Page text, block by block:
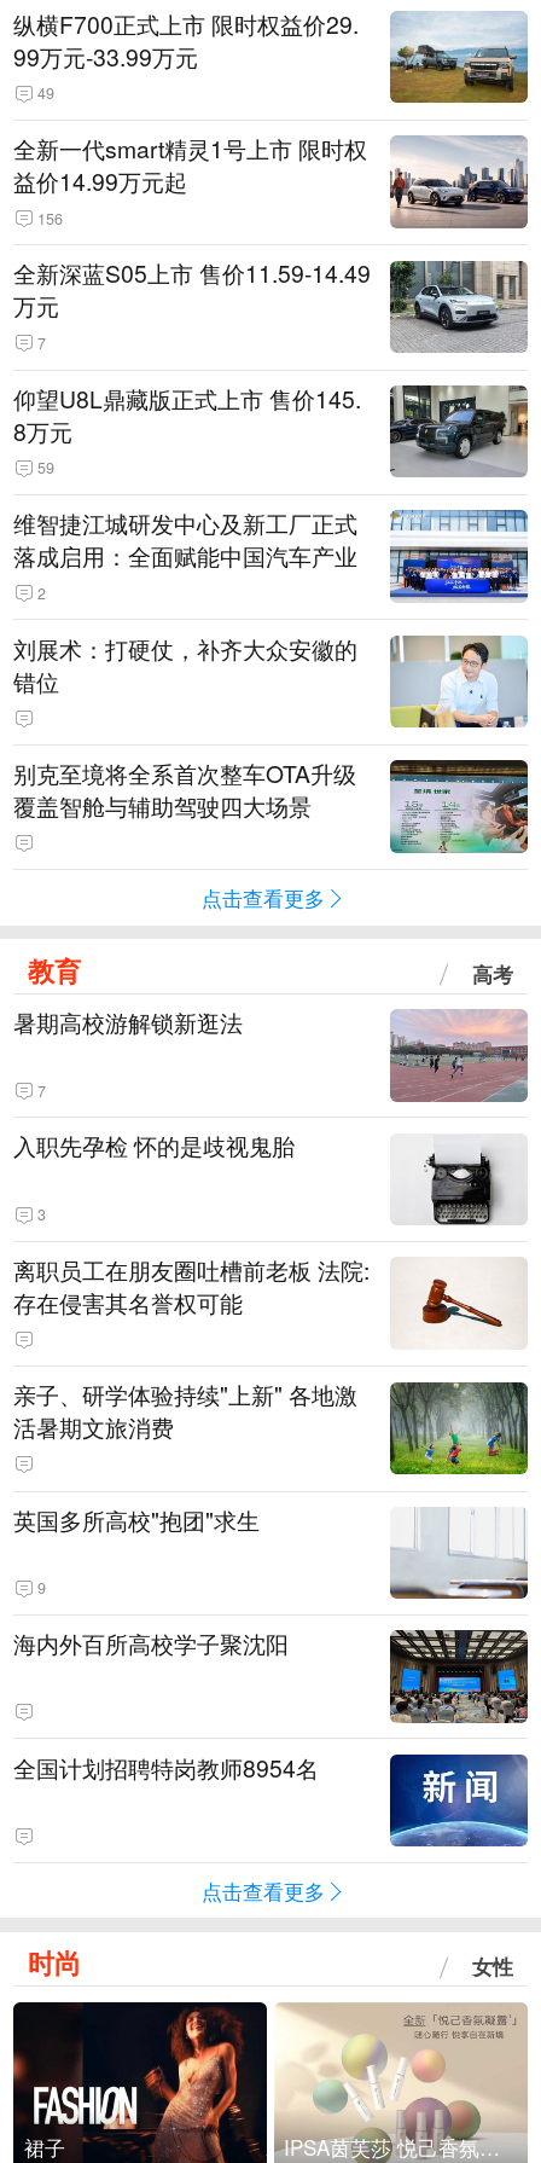
纵横F700正式上市 限时权益价29.
99万元-33.99万元
49
全新一代smart精灵1号上市 限时权
益价14.99万元起
156
全新深蓝S05上市 售价11.59-14.49
万元
7
仰望U8L鼎藏版正式上市 售价145.
8万元
59
维智捷江城研发中心及新工厂正式
落成启用：全面赋能中国汽车产业
2
刘展术：打硬仗，补齐大众安徽的
错位
别克至境将全系首次整车OTA升级
覆盖智舱与辅助驾驶四大场景
点击查看更多
教育 高考
暑期高校游解锁新逛法
7
入职先孕检 怀的是歧视鬼胎
3
离职员工在朋友圈吐槽前老板 法院:
存在侵害其名誉权可能
亲子、研学体验持续"上新" 各地激
活暑期文旅消费
英国多所高校"抱团"求生
9
海内外百所高校学子聚沈阳
全国计划招聘特岗教师8954名
点击查看更多
时尚 女性
裙子 IPSA茵芙莎 悦己香氛凝露上市